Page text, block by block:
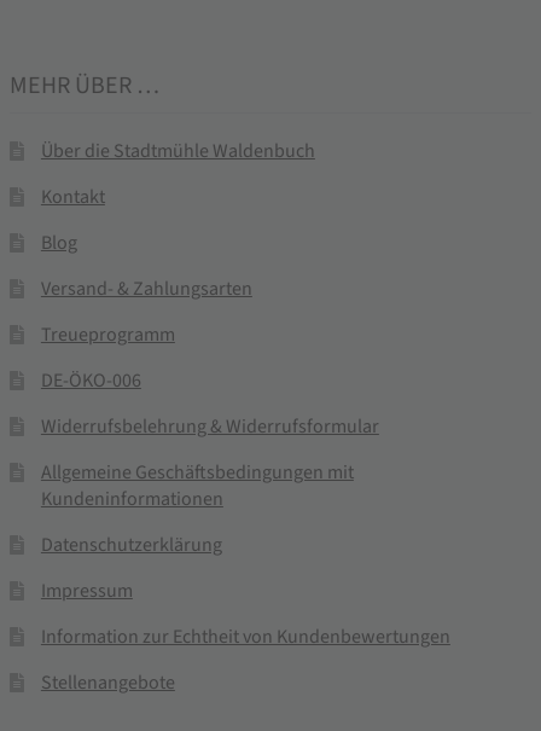
MEHR ÜBER …
Über die Stadtmühle Waldenbuch
Kontakt
Blog
Versand- & Zahlungsarten
Treueprogramm
DE-ÖKO-006
Widerrufsbelehrung & Widerrufsformular
Allgemeine Geschäftsbedingungen mit
Kundeninformationen
Datenschutzerklärung
Impressum
Information zur Echtheit von Kundenbewertungen
Stellenangebote